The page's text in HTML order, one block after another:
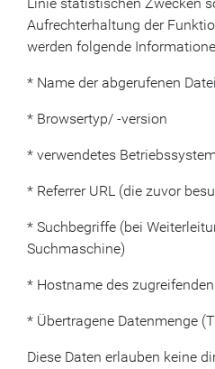
Aufrechterhaltung der
werden folgende
* Name der abgerufenen Datei
* Browsertyp/ -version
* verwendetes Betriebssystem
* Referrer URL (die zuvor
* Suchbegriffe (bei
Suchmaschine)
* Hostname des
* Übertragene Datenmenge
Diese Daten erlauben keine